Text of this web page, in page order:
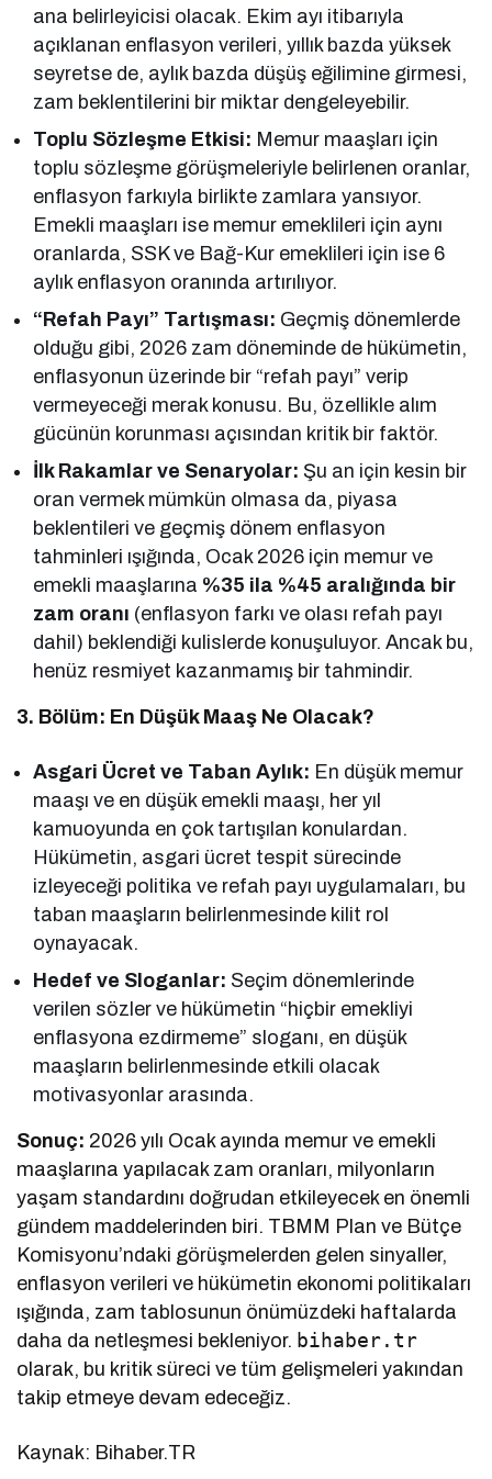
ana belirleyicisi olacak. Ekim ayı itibarıyla
açıklanan enflasyon verileri, yıllık bazda yüksek
seyretse de, aylık bazda düşüş eğilimine girmesi,
zam beklentilerini bir miktar dengeleyebilir.
Toplu Sözleşme Etkisi: Memur maaşları için
toplu sözleşme görüşmeleriyle belirlenen oranlar,
enflasyon farkıyla birlikte zamlara yansıyor.
Emekli maaşları ise memur emeklileri için aynı
oranlarda, SSK ve Bağ-Kur emeklileri için ise 6
aylık enflasyon oranında artırılıyor.
“Refah Payı” Tartışması: Geçmiş dönemlerde
olduğu gibi, 2026 zam döneminde de hükümetin,
enflasyonun üzerinde bir “refah payı” verip
vermeyeceği merak konusu. Bu, özellikle alım
gücünün korunması açısından kritik bir faktör.
İlk Rakamlar ve Senaryolar: Şu an için kesin bir
oran vermek mümkün olmasa da, piyasa
beklentileri ve geçmiş dönem enflasyon
tahminleri ışığında, Ocak 2026 için memur ve
emekli maaşlarına %35 ila %45 aralığında bir
zam oranı (enflasyon farkı ve olası refah payı
dahil) beklendiği kulislerde konuşuluyor. Ancak bu,
henüz resmiyet kazanmamış bir tahmindir.
3. Bölüm: En Düşük Maaş Ne Olacak?
Asgari Ücret ve Taban Aylık: En düşük memur
maaşı ve en düşük emekli maaşı, her yıl
kamuoyunda en çok tartışılan konulardan.
Hükümetin, asgari ücret tespit sürecinde
izleyeceği politika ve refah payı uygulamaları, bu
taban maaşların belirlenmesinde kilit rol
oynayacak.
Hedef ve Sloganlar: Seçim dönemlerinde
verilen sözler ve hükümetin “hiçbir emekliyi
enflasyona ezdirmeme” sloganı, en düşük
maaşların belirlenmesinde etkili olacak
motivasyonlar arasında.
Sonuç: 2026 yılı Ocak ayında memur ve emekli
maaşlarına yapılacak zam oranları, milyonların
yaşam standardını doğrudan etkileyecek en önemli
gündem maddelerinden biri. TBMM Plan ve Bütçe
Komisyonu’ndaki görüşmelerden gelen sinyaller,
enflasyon verileri ve hükümetin ekonomi politikaları
ışığında, zam tablosunun önümüzdeki haftalarda
daha da netleşmesi bekleniyor. bihaber.tr
olarak, bu kritik süreci ve tüm gelişmeleri yakından
takip etmeye devam edeceğiz.
Kaynak: Bihaber.TR